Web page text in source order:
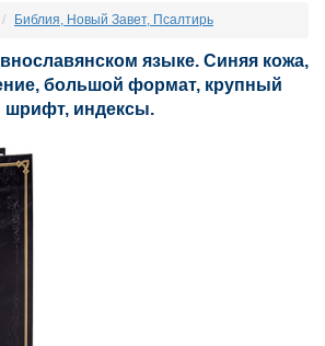
Библия, Новый Завет, Псалтирь
языке. Синяя кожа,
большой формат, крупный
шрифт, индексы.